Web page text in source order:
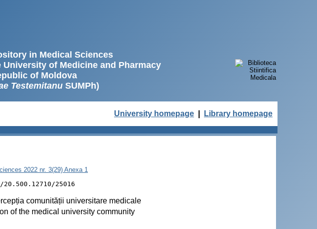
in Medical Sciences
of Medicine and Pharmacy
of Moldova
TestemitanuSUMPh)
University homepage Library homepage
2022 nr. 3(29) Anexa 1
25016
comunității universitare medicale
of the medical university community